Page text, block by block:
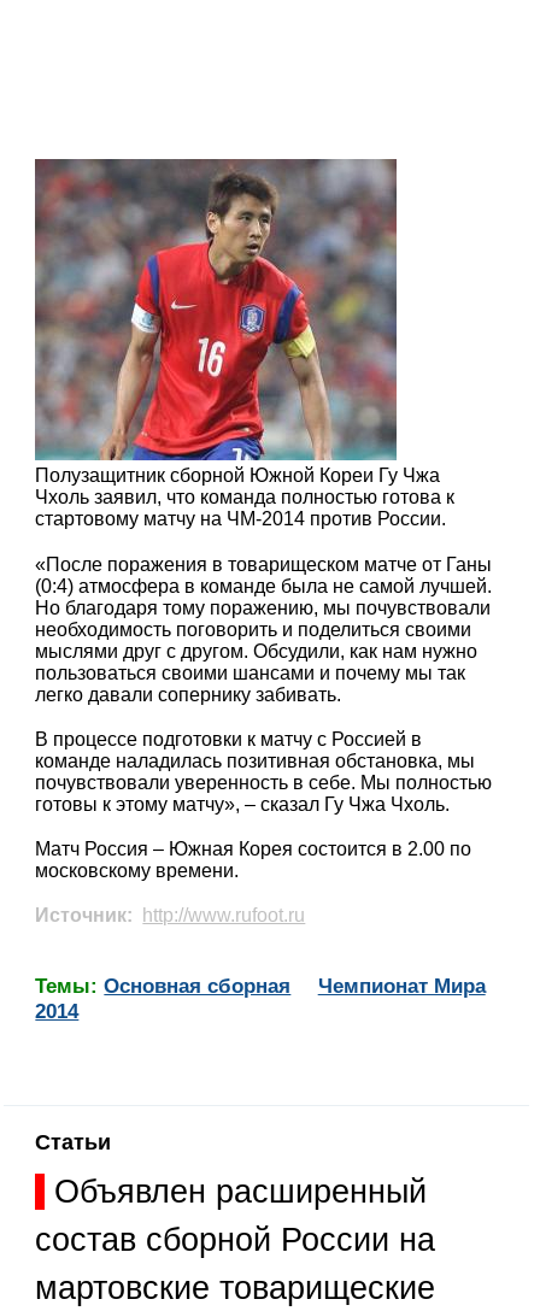
Полузащитник сборной Южной Кореи Гу Чжа
Чхоль заявил, что команда полностью готова к
стартовому матчу на ЧМ-2014 против России.
«После поражения в товарищеском матче от Ганы
(0:4) атмосфера в команде была не самой лучшей.
Но благодаря тому поражению, мы почувствовали
необходимость поговорить и поделиться своими
мыслями друг с другом. Обсудили, как нам нужно
пользоваться своими шансами и почему мы так
легко давали сопернику забивать.
В процессе подготовки к матчу с Россией в
команде наладилась позитивная обстановка, мы
почувствовали уверенность в себе. Мы полностью
готовы к этому матчу», – сказал Гу Чжа Чхоль.
Матч Россия – Южная Корея состоится в 2.00 по
московскому времени.
Источник: http://www.rufoot.ru
Темы:Основная сборная
Чемпионат Мира
2014
Статьи
Объявлен расширенный
состав сборной России на
мартовские товарищеские